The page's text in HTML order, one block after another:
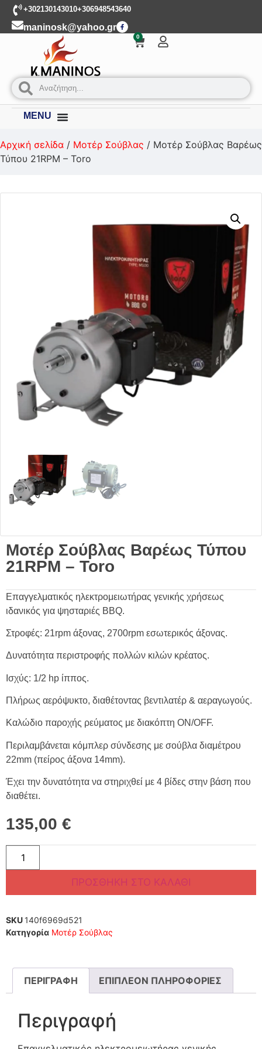
+302130143010+306948543640
maninosk@yahoo.gr
0
MENU
Αρχική σελίδα / Μοτέρ Σούβλας / Μοτέρ Σούβλας Βαρέως
Τύπου 21RPM – Toro
Μοτέρ Σούβλας Βαρέως Τύπου
21RPM – Toro
Επαγγελματικός ηλεκτρομειωτήρας γενικής χρήσεως
ιδανικός για ψησταριές BBQ.
Στροφές: 21rpm άξονας, 2700rpm εσωτερικός άξονας.
Δυνατότητα περιστροφής πολλών κιλών κρέατος.
Ισχύς: 1/2 hp ίππος.
Πλήρως αερόψυκτο, διαθέτοντας βεντιλατέρ & αεραγωγούς.
Καλώδιο παροχής ρεύματος με διακόπτη ON/OFF.
Περιλαμβάνεται κόμπλερ σύνδεσης με σούβλα διαμέτρου
22mm (πείρος άξονα 14mm).
Έχει την δυνατότητα να στηριχθεί με 4 βίδες στην βάση που
διαθέτει.
135,00 €
ΠΡΟΣΘΉΚΗ ΣΤΟ ΚΑΛΆΘΙ
SKU 140f6969d521
Κατηγορία Μοτέρ Σούβλας
ΠΕΡΙΓΡΑΦΉ ΕΠΙΠΛΈΟΝ ΠΛΗΡΟΦΟΡΊΕΣ
Περιγραφή